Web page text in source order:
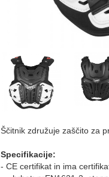
Ščitnik združuje zaščito za
Specifikacije:
- CE certifikat in ima